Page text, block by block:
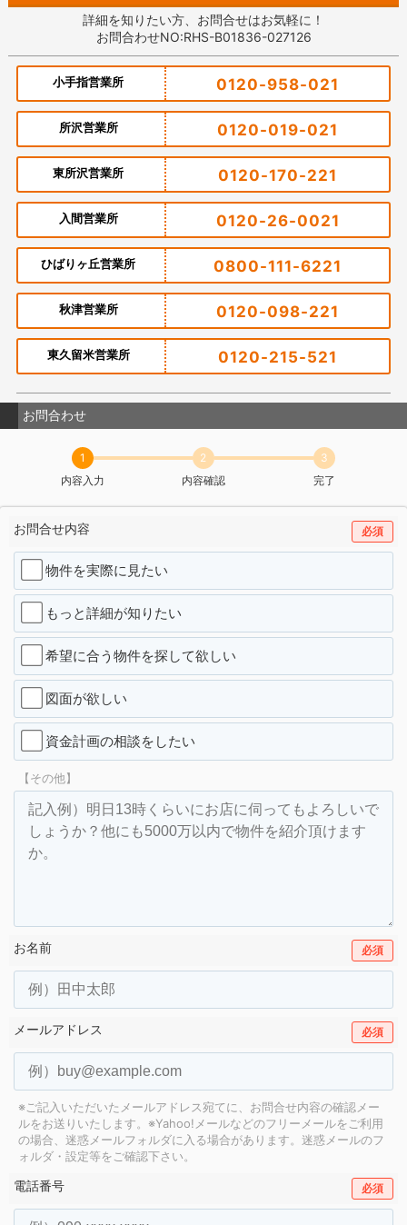
詳細を知りたい方、お問合せはお気軽に！
お問合わせNO:RHS-B01836-027126
小手指営業所 0120-958-021
所沢営業所 0120-019-021
東所沢営業所 0120-170-221
入間営業所 0120-26-0021
ひばりヶ丘営業所 0800-111-6221
秋津営業所 0120-098-221
東久留米営業所 0120-215-521
お問合わせ
1
内容入力
2
内容確認
3
完了
お問合せ内容 必須
物件を実際に見たい
もっと詳細が知りたい
希望に合う物件を探して欲しい
図面が欲しい
資金計画の相談をしたい
【その他】
お名前 必須
メールアドレス 必須
※ご記入いただいたメールアドレス宛てに、お問合せ内容の確認メー
ルをお送りいたします。 ※Yahoo!メールなどのフリーメールをご利用
の場合、迷惑メールフォルダに入る場合があります。 迷惑メールのフ
ォルダ・設定等をご確認下さい。
電話番号 必須